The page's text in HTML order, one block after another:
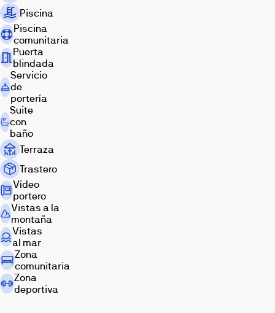
gimnasio
y
coworking.
Piscina
Piscina
comunitaria
Puerta
blindada
Servicio
de
portería
Suite
con
baño
Terraza
Trastero
Vídeo
portero
Vistas a la
montaña
Vistas
al mar
Zona
comunitaria
Zona
deportiva